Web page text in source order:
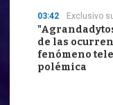
03:42 Exclusivo
de las
fenómeno
polémica